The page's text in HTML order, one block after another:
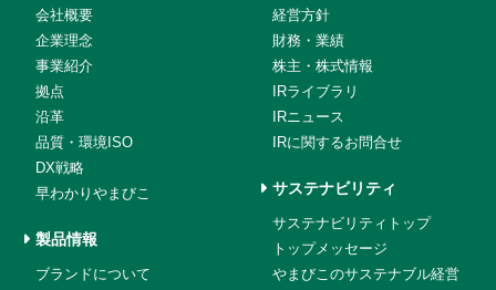
会社概要
企業理念
事業紹介
拠点
沿革
品質・環境ISO
DX戦略
早わかりやまびこ
製品情報
ブランドについて
経営方針
財務・業績
株主・株式情報
IRライブラリ
IRニュース
IRに関するお問合せ
サステナビリティ
サステナビリティトップ
トップメッセージ
やまびこのサステナブル経営